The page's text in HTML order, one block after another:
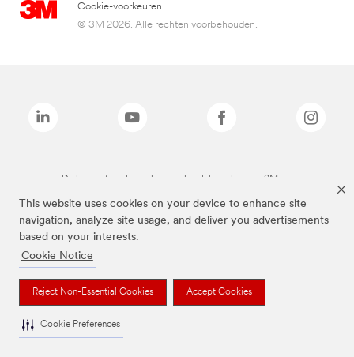
This website uses cookies on your device to enhance site
navigation, analyze site usage, and deliver you advertisements
based on your interests.
Cookie Notice
Reject Non-Essential Cookies Accept Cookies
Cookie Preferences
Cookie-voorkeuren
© 3M 2026. Alle rechten voorbehouden.
De bovenstaande merken zijn handelsmerken van 3M.we